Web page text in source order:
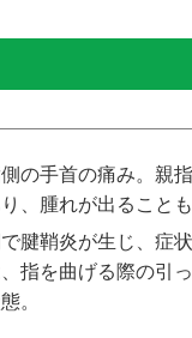
の手首の痛み。親
、腫れが出ることも
腱鞘炎が生じ、症
指を曲げる際の引
。